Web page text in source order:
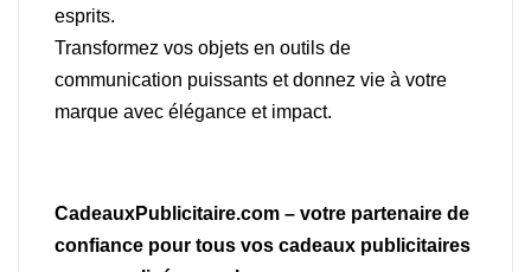
esprits.
Transformez vos objets en outils de
communication puissants et donnez vie à votre
marque avec élégance et impact.
CadeauxPublicitaire.com – votre partenaire de
confiance pour tous vos cadeaux publicitaires